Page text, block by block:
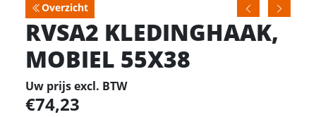
Overzicht
RVSA2 KLEDINGHAAK,
MOBIEL 55X38
Uw prijs excl. BTW
74,23